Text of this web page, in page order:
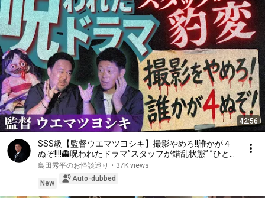
42:56
SSS級【監督ウエマツヨシキ】撮影やめろ!!誰かが４
ぬぞ!!!!👻呪われたドラマ”スタッフが錯乱状態” ”ひと
りかくれんぼをやってみた”監督が登場!!!!『島田秀平
のお怪談巡り』
島田秀平のお怪談巡り • 37K views
New
Auto-dubbed